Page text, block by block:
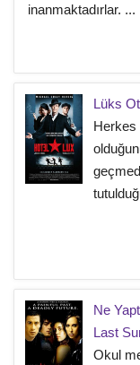
inanmaktadırlar. ...
Lüks
Herkes
Ne
Last
Okul